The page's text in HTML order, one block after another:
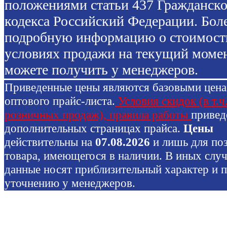
положениями статьи 437
кодекса Российский Федерации.
подробную информацию о
условиях продажи на текущий
можете получить у менеджеров.
Приведенные цены являются базовыми
оптового прайс-листа. Условия скидок (в
розничных продаж), правила работы
дополнительных страницах прайса. Цены
действительны на 07.08.2026 и лишь для
товара, имеющегося в наличии. В иных
данные носят приблизительный характер и
уточнению у менеджеров.